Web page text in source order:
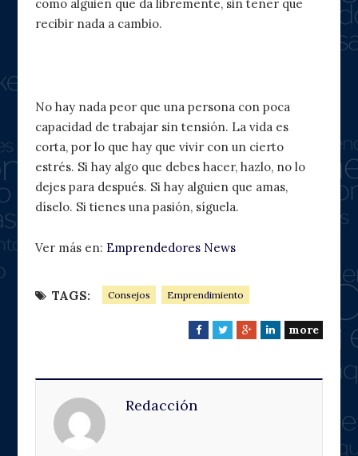
como alguien que da libremente, sin tener que
recibir nada a cambio.
No hay nada peor que una persona con poca
capacidad de trabajar sin tensión. La vida es
corta, por lo que hay que vivir con un cierto
estrés. Si hay algo que debes hacer, hazlo, no lo
dejes para después. Si hay alguien que amas,
díselo. Si tienes una pasión, síguela.
Ver más en: Emprendedores News
TAGS: Consejos Emprendimiento
F
T
G
L
more
Redacción